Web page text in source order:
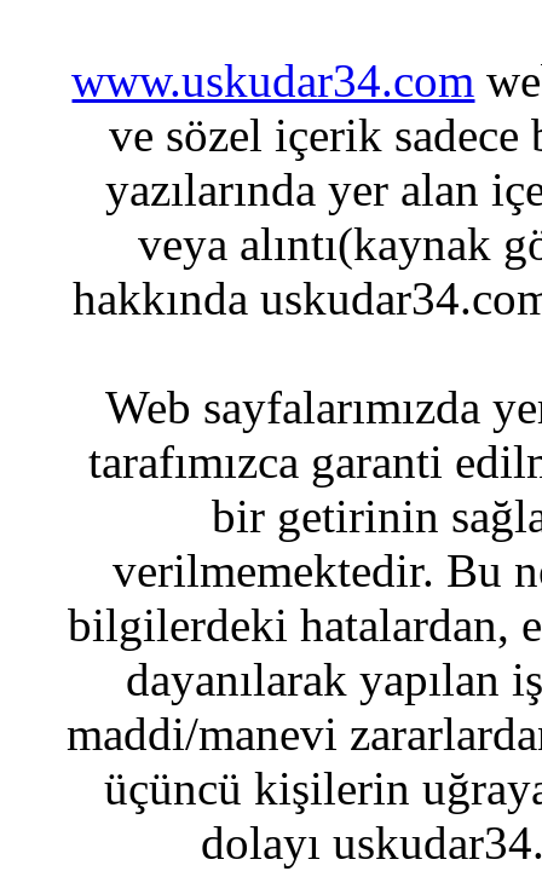
www.uskudar34.com
ve sözel içerik sadece
yazılarında yer alan
veya alıntı(kaynak
hakkında
Web sayfalarımızda
tarafımızca garanti
bir getirinin
verilmemektedir. Bu
bilgilerdeki hatalardan,
dayanılarak yapılan
maddi/manevi
üçüncü kişilerin
dolayı